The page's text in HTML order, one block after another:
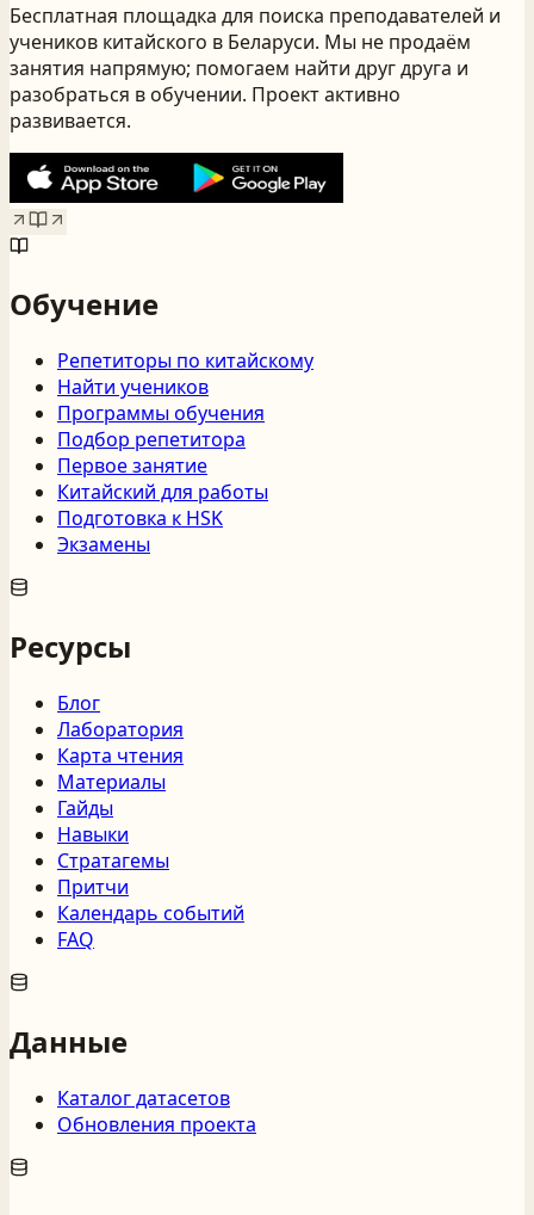
Бесплатная площадка для поиска преподавателей и
учеников китайского в Беларуси. Мы не продаём
занятия напрямую; помогаем найти друг друга и
разобраться в обучении. Проект активно
развивается.
Обучение
Репетиторы по китайскому
Найти учеников
Программы обучения
Подбор репетитора
Первое занятие
Китайский для работы
Подготовка к HSK
Экзамены
Ресурсы
Блог
Лаборатория
Карта чтения
Материалы
Гайды
Навыки
Стратагемы
Притчи
Календарь событий
FAQ
Данные
Каталог датасетов
Обновления проекта